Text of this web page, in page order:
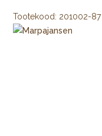
Tootekood: 201002-87